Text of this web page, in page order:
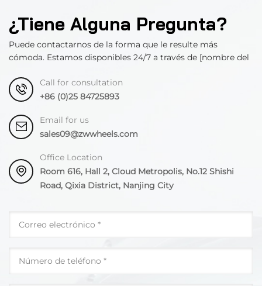
¿Tiene Alguna Pregunta?
Puede contactarnos de la forma que le resulte más
cómoda. Estamos disponibles 24/7 a través de [nombre del
Call for consultation
+86 (0)25 84725893
Email for us
sales09@zwwheels.com
Office Location
Room 616, Hall 2, Cloud Metropolis, No.12 Shishi
Road, Qixia District, Nanjing City